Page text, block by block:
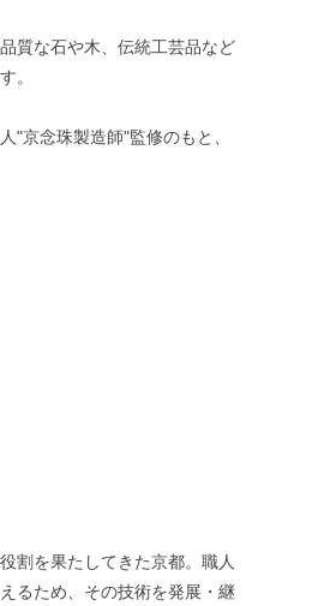
質な石や木、伝統工芸品など
。
"京念珠製造師"監修のもと、
割を果たしてきた京都。職人
るため、その技術を発展・継